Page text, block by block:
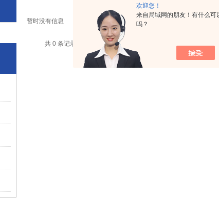
欢迎您！
来自局域网的朋友！有什么可
吗？
暂时没有信息
共 0 条记录，当前 1 / 1 页 首页 上一页 下一页 末页 跳转到第